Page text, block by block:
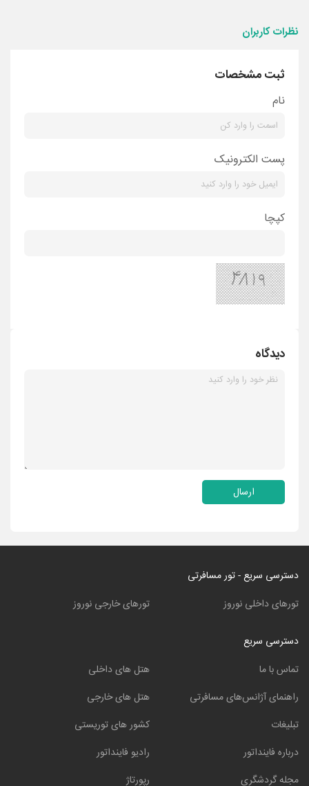
نظرات کاربران
ثبت مشخصات
نام
پست الکترونیک
کپچا
دیدگاه
ارسال
دسترسی سریع - تور مسافرتی
تورهای داخلی نوروز
تورهای خارجی نوروز
دسترسی سریع
تماس با ما
راهنمای آژانس‌های مسافرتی
تبلیغات
درباره فاینداتور
مجله گردشگری
هتل های داخلی
هتل های خارجی
کشور های توریستی
رادیو فاینداتور
رپورتاژ